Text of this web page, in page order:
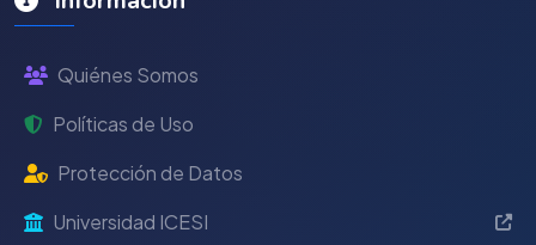
Quiénes Somos
Políticas de Uso
Protección de Datos
Universidad ICESI